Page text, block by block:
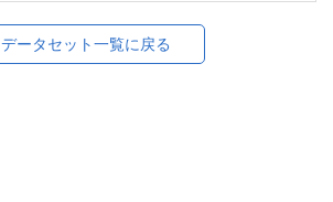
データセット一覧に戻る